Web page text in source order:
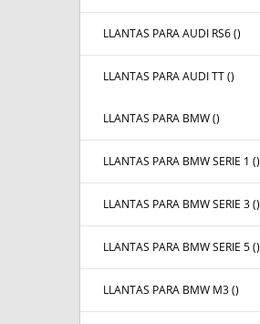
LLANTAS PARA AUDI RS6 ()
LLANTAS PARA AUDI TT ()
LLANTAS PARA BMW ()
LLANTAS PARA BMW SERIE 1 ()
LLANTAS PARA BMW SERIE 3 ()
LLANTAS PARA BMW SERIE 5 ()
LLANTAS PARA BMW M3 ()